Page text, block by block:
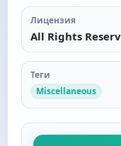
Лицензия
All Rights
Теги
Miscellaneous